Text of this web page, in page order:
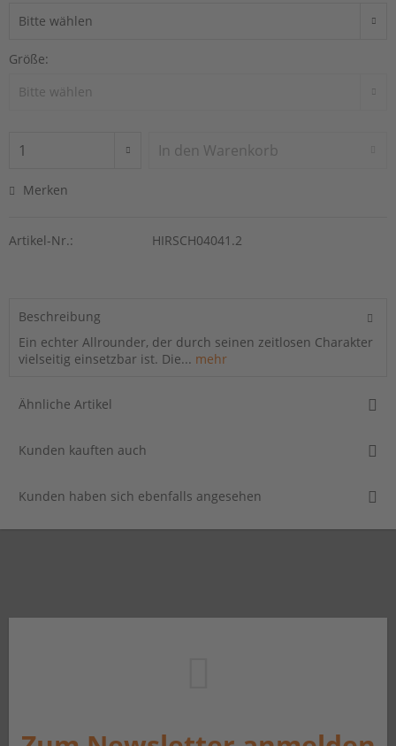
Größe:
In den Warenkorb
Merken
Artikel-Nr.: HIRSCH04041.2
Beschreibung
Ein echter Allrounder, der durch seinen zeitlosen Charakter
vielseitig einsetzbar ist. Die... mehr
Ähnliche Artikel
Kunden kauften auch
Kunden haben sich ebenfalls angesehen